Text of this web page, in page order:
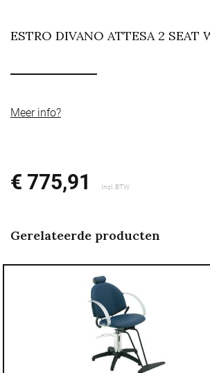
ESTRO DIVANO ATTESA 2 SEAT
Meer info?
€ 775,91 Incl. BTW
Gerelateerde producten